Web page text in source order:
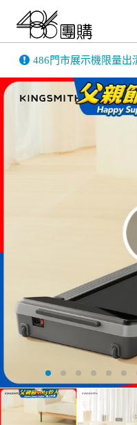
486門市展示機限量